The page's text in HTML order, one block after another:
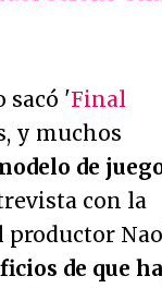
sacó 'Final
y muchos
de
con la
productor
de que